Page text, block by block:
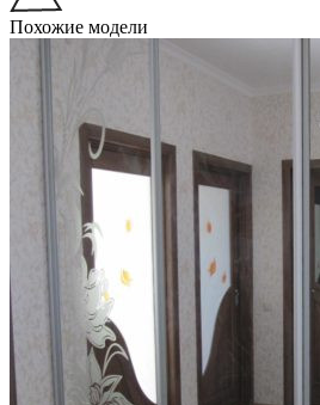
Похожие модели